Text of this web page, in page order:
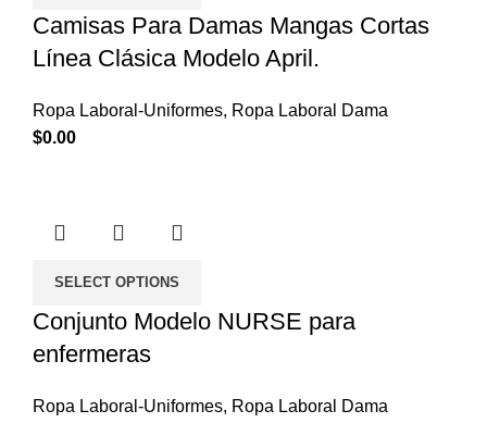
Camisas Para Damas Mangas Cortas
Línea Clásica Modelo April.
Ropa Laboral-Uniformes, Ropa Laboral Dama
$0.00
SELECT OPTIONS
Conjunto Modelo NURSE para
enfermeras
Ropa Laboral-Uniformes, Ropa Laboral Dama